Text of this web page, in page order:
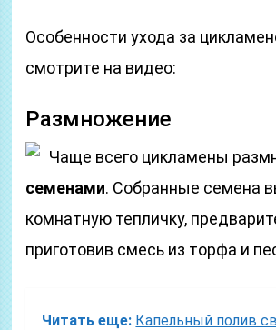
Особенности ухода за
смотрите на видео:
Размножение
Чаще всего цикламены
семенами. Собранные семена
комнатную тепличку,
приготовив смесь из торфа и
Читать еще: Капельный полив